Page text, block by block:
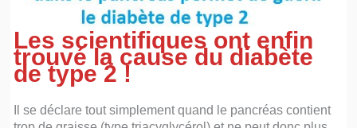
Les scientifiques ont enfin
trouvé la cause du diabète
de type 2 !
Il se déclare tout simplement quand le pancréas contient